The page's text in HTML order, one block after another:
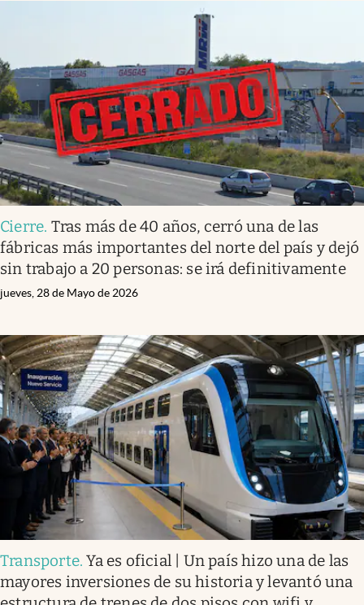
Cierre. Tras más de 40 años, cerró una de las
fábricas más importantes del norte del país y dejó
sin trabajo a 20 personas: se irá definitivamente
jueves, 28 de Mayo de 2026
Transporte.Ya es oficial | Un país hizo una de las
mayores inversiones de su historia y levantó una